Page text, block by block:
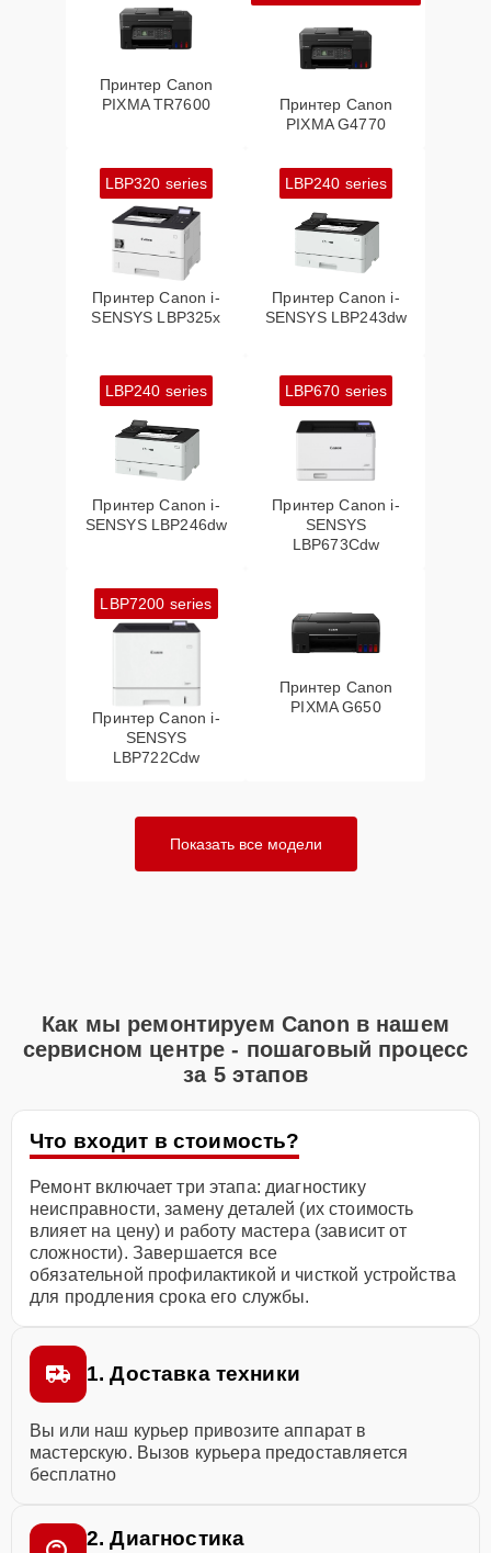
Принтер Canon
PIXMA TR7600
Принтер Canon
PIXMA G4770
LBP320 series
Принтер Canon i-
SENSYS LBP325x
LBP240 series
Принтер Canon i-
SENSYS LBP243dw
LBP240 series
Принтер Canon i-
SENSYS LBP246dw
LBP670 series
Принтер Canon i-
SENSYS
LBP673Cdw
LBP7200 series
Принтер Canon i-
SENSYS
LBP722Cdw
Принтер Canon
PIXMA G650
Показать все модели
Как мы ремонтируем Canon в нашем
сервисном центре - пошаговый процесс
за 5 этапов
Что входит в стоимость?
Ремонт включает три этапа: диагностику
неисправности, замену деталей (их стоимость
влияет на цену) и работу мастера (зависит от
сложности). Завершается все
обязательной профилактикой и чисткой устройства
для продления срока его службы.
1. Доставка техники
Вы или наш курьер привозите аппарат в
мастерскую. Вызов курьера предоставляется
бесплатно
2. Диагностика